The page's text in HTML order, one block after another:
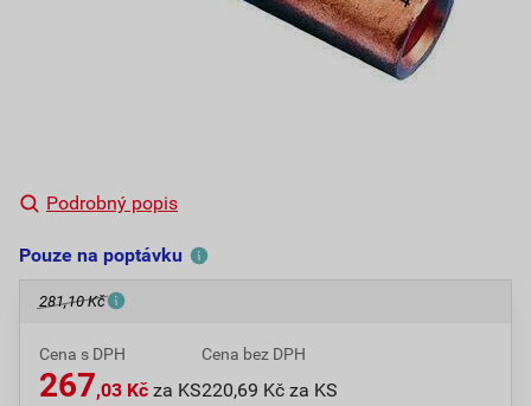
Podrobný popis
Pouze na poptávku
281,10 Kč
Cena s DPH
267,03 Kč za KS
Cena bez DPH
220,69 Kč za KS